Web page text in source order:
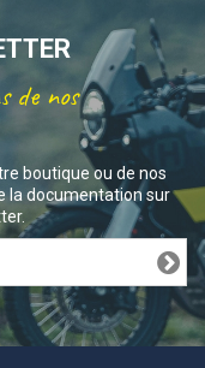
de nos
boutique ou de nos
la documentation sur